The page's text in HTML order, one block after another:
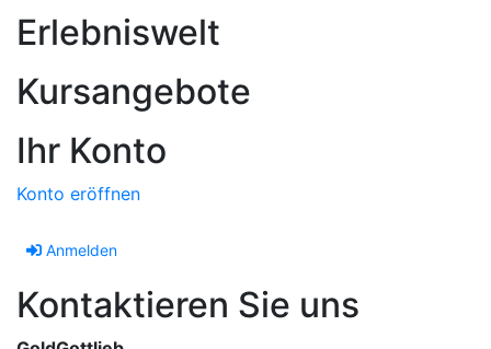
Erlebniswelt
Kursangebote
Ihr Konto
Konto eröffnen
Anmelden
Kontaktieren Sie uns